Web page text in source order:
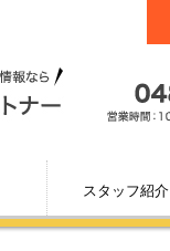
スタッフ紹介